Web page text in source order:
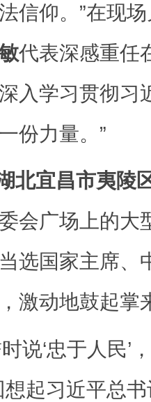
信仰。”在现
代表深感重任
入学习贯彻习
份力量。”
北宜昌市夷陵
会广场上的大
选国家主席、
激动地鼓起掌
说‘忠于人民’
想起习近平总